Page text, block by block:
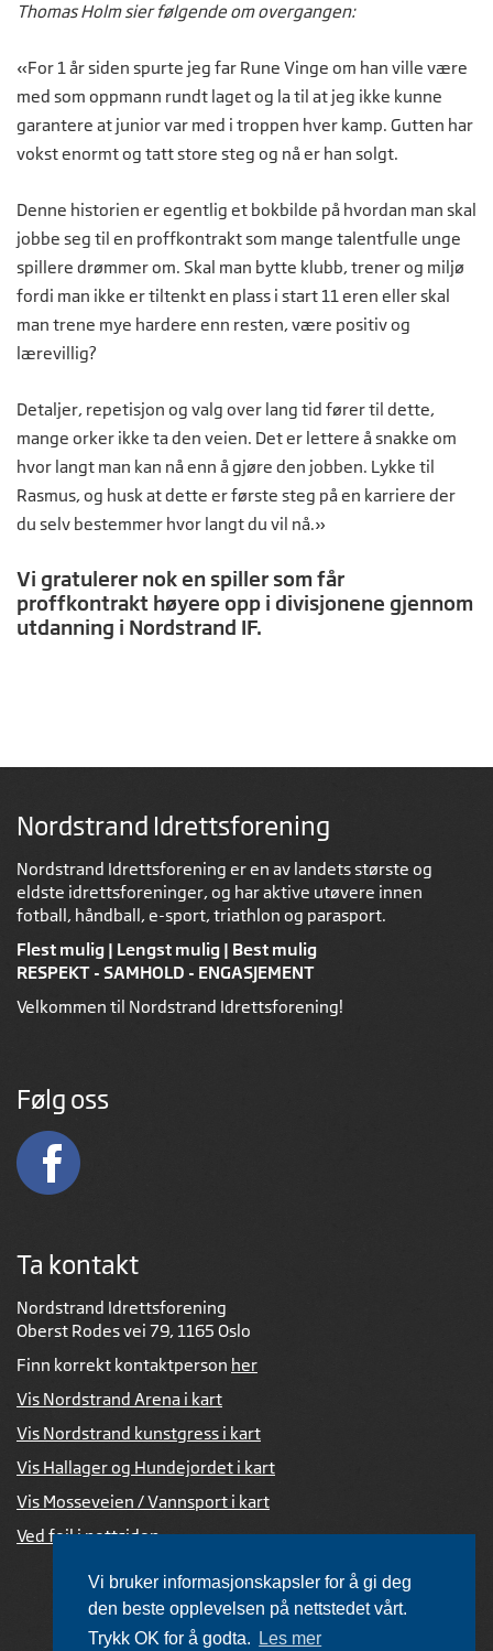
Vi bruker informasjonskapsler for å gi deg
den beste opplevelsen på nettstedet vårt.
Trykk OK for å godta.
Les mer
Thomas Holm sier følgende om overgangen:
«For 1 år siden spurte jeg far Rune Vinge om han ville være
med som oppmann rundt laget og la til at jeg ikke kunne
garantere at junior var med i troppen hver kamp. Gutten har
vokst enormt og tatt store steg og nå er han solgt.
Denne historien er egentlig et bokbilde på hvordan man skal
jobbe seg til en proffkontrakt som mange talentfulle unge
spillere drømmer om. Skal man bytte klubb, trener og miljø
fordi man ikke er tiltenkt en plass i start 11 eren eller skal
man trene mye hardere enn resten, være positiv og
lærevillig?
Detaljer, repetisjon og valg over lang tid fører til dette,
mange orker ikke ta den veien. Det er lettere å snakke om
hvor langt man kan nå enn å gjøre den jobben. Lykke til
Rasmus, og husk at dette er første steg på en karriere der
du selv bestemmer hvor langt du vil nå.»
Vi gratulerer nok en spiller som får
proffkontrakt høyere opp i divisjonene gjennom
utdanning i Nordstrand IF.
Nordstrand Idrettsforening
Nordstrand Idrettsforening er en av landets største og
eldste idrettsforeninger, og har aktive utøvere innen
fotball, håndball, e-sport, triathlon og parasport.
Flest mulig | Lengst mulig | Best mulig
RESPEKT - SAMHOLD - ENGASJEMENT
Velkommen til Nordstrand Idrettsforening!
Følg oss
Ta kontakt
Nordstrand Idrettsforening
Oberst Rodes vei 79, 1165 Oslo
Finn korrekt kontaktperson her
Vis Nordstrand Arena i kart
Vis Nordstrand kunstgress i kart
Vis Hallager og Hundejordet i kart
Vis Mosseveien / Vannsport i kart
Ved feil i nettsiden